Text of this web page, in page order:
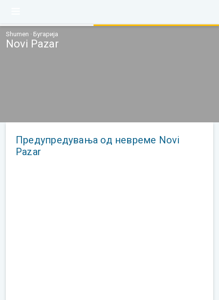
Shumen · Бугарија
Novi Pazar
Предупредувања од невреме Novi
Pazar